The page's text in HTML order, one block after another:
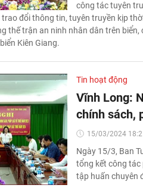
công tác tuyên
đổi thông tin, tuyên truyền kịp
thế trận an ninh nhân dân trên
Kiên Giang.
Tin hoạt động
Vĩnh Long:
chính sách,
15/03/2024
Ngày 15/3, Ban
tổng kết công tác
tập huấn chuyên